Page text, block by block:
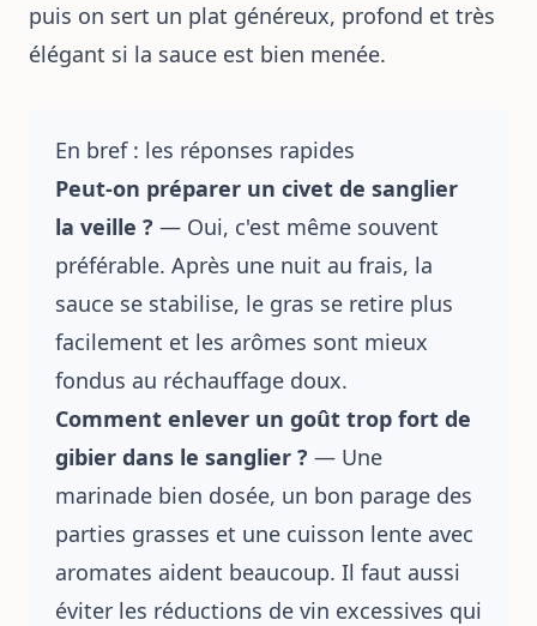
puis on sert un plat généreux, profond et très
élégant si la sauce est bien menée.
En bref : les réponses rapides
Peut-on préparer un civet de sanglier
la veille ? — Oui, c'est même souvent
préférable. Après une nuit au frais, la
sauce se stabilise, le gras se retire plus
facilement et les arômes sont mieux
fondus au réchauffage doux.
Comment enlever un goût trop fort de
gibier dans le sanglier ? — Une
marinade bien dosée, un bon parage des
parties grasses et une cuisson lente avec
aromates aident beaucoup. Il faut aussi
éviter les réductions de vin excessives qui